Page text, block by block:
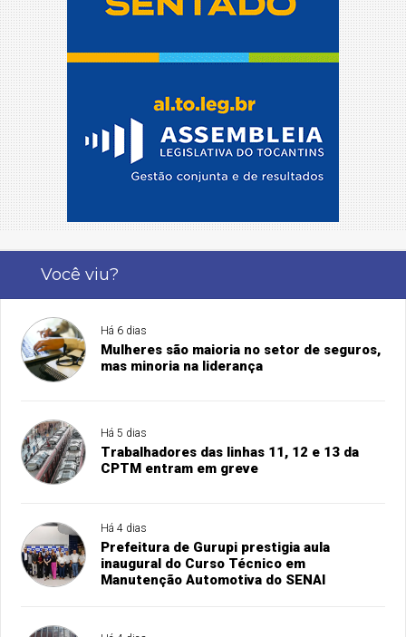
Você viu?
Há 6 dias
Mulheres são maioria no setor de seguros,
mas minoria na liderança
Há 5 dias
Trabalhadores das linhas 11, 12 e 13 da
CPTM entram em greve
Há 4 dias
Prefeitura de Gurupi prestigia aula
inaugural do Curso Técnico em
Manutenção Automotiva do SENAI